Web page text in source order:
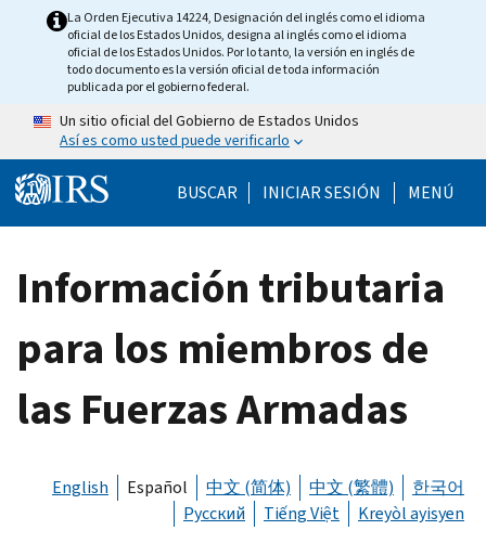
Skip to main content
La Orden Ejecutiva 14224, Designación del inglés como el idioma
oficial de los Estados Unidos, designa al inglés como el idioma
oficial de los Estados Unidos. Por lo tanto, la versión en inglés de
todo documento es la versión oficial de toda información
publicada por el gobierno federal.
Un sitio oficial del Gobierno de Estados Unidos
Así es como usted puede verificarlo
BUSCAR Help Menu Mobile
INICIAR SESIÓN MENÚ
Información tributaria
para los miembros de
las Fuerzas Armadas
English Español 中文 (简体) 中文 (繁體)
한국어
Русский
Tiếng Việt Kreyòl ayisyen